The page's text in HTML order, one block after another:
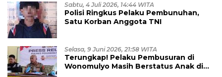
Sabtu, 4 Juli 2026, 14:44 WITA
Polisi Ringkus Pelaku Pembunuhan,
Satu Korban Anggota TNI
Selasa, 9 Juni 2026, 21:58 WITA
Terungkap! Pelaku Pembusuran di
Wonomulyo Masih Berstatus Anak di